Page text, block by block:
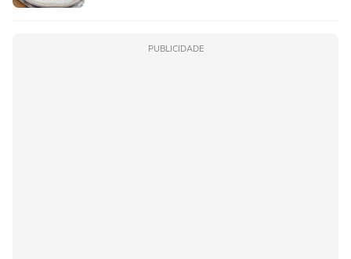
PUBLICIDADE